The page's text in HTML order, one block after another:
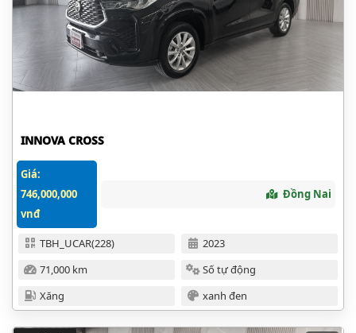
INNOVA CROSS
Giá:
746,000,000
vnđ
Đồng Nai
TBH_UCAR(228)
2023
71,000 km
Số tự động
Xăng
xanh đen